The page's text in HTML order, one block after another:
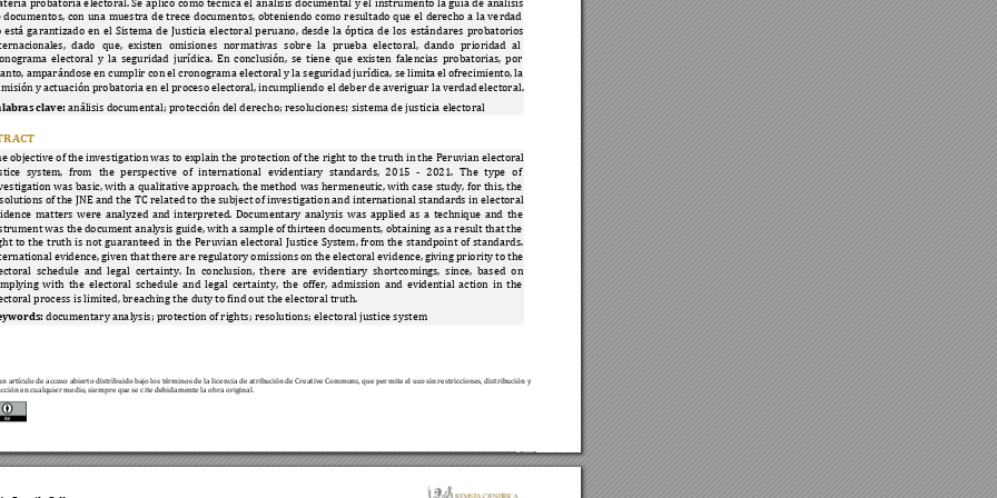
artículo de acceso abierto distribuido bajo los términos de la licencia de atribución de Creative Commons, que permite el uso sin restricciones, distribución y
en cualquier medio, siempre que se cite debidamente la obra original.
probatoria electoral. Se aplicó como técnica el análisis documental y el instrumento la guía de análisis
documentos, con una muestra de trece documentos, obteniendo como resultado que el derecho a la verdad
está garantizado en el Sistema de Justicia electoral peruano, desde la óptica de los estándares probatorios
dado que, existen omisiones normativas sobre la prueba electoral, dando prioridad al
electoral y la seguridad jurídica. En conclusión, se tiene que existen falencias probatorias, por
amparándose en cumplir con el cronograma electoral y la seguridad jurídica, se limita el ofrecimiento, la
y actuación probatoria en el proceso electoral, incumpliendo el deber de averiguar la verdad electoral.
clave: análisis documental; protección del derecho; resoluciones; sistema de justicia electoral
objective of the investigation was to explain the protection of the right to the truth in the Peruvian electoral
system, from the perspective of international evidentiary standards, 2015 - 2021. The type
of
was basic, with a qualitative approach, the method was hermeneutic, with case study, for this, the
of the JNE and the TC related to the subject of investigation and international standards in electoral
matters were analyzed and interpreted. Documentary analysis was applied as a technique and the
was the document analysis guide, with a sample of thirteen documents, obtaining as a result that the
to the truth is not guaranteed in the Peruvian electoral Justice System, from the standpoint of standards.
evidence, given that there are regulatory omissions on the electoral evidence, giving priority to the
schedule and legal certainty. In conclusion, there are evidentiary shortcomings, since, based on
with the electoral schedule and legal certainty, the offer, admission and evidential action in the
process is limited, breaching the duty to find out the electoral truth.
documentary analysis; protection of rights; resolutions; electoral justice system